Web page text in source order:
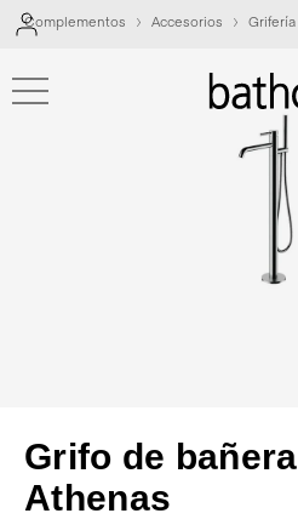
Complementos Accesorios Grifería
Grifo de bañera
Athenas